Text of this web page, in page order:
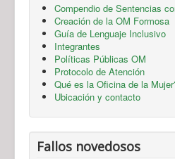
Compendio de Sentencias
Creación de la OM Formosa
Guía de Lenguaje Inclusivo
Integrantes
Políticas Públicas OM
Protocolo de Atención
Qué es la Oficina de la
Ubicación y contacto
Fallos novedosos